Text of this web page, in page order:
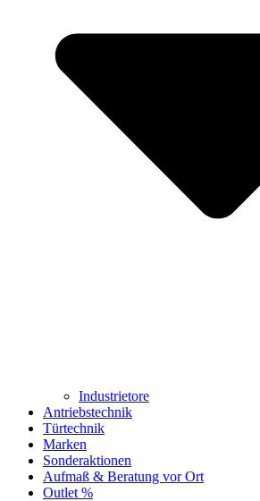
Industrietore
Antriebstechnik
Türtechnik
Marken
Sonderaktionen
Aufmaß & Beratung vor Ort
Outlet %